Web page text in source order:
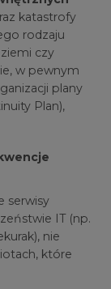
katastrofy
rodzaju
czy
w pewnym
plany
Plan),
serwisy
IT (np.
nie
które